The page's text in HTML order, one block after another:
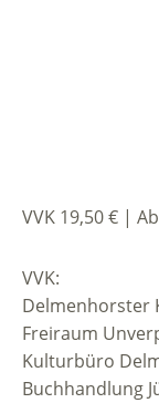
VVK 19,50 € |
VVK:
Delmenhorster
Freiraum
Kulturbüro
Buchhandlung